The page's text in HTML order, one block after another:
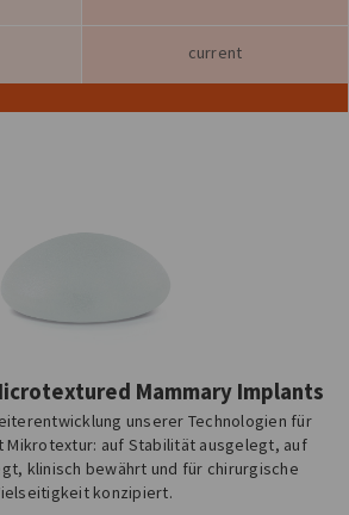
current
Mammary Implants
unserer Technologien für
Mikrotextur: auf Stabilität ausgelegt, auf
klinisch bewährt und für chirurgische
konzipiert.